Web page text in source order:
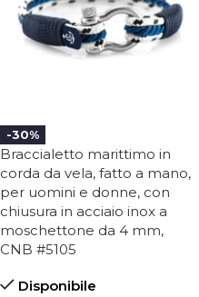
-30%
Braccialetto marittimo in
corda da vela, fatto a mano,
per uomini e donne, con
chiusura in acciaio inox a
moschettone da 4 mm,
CNB #5105
Disponibile